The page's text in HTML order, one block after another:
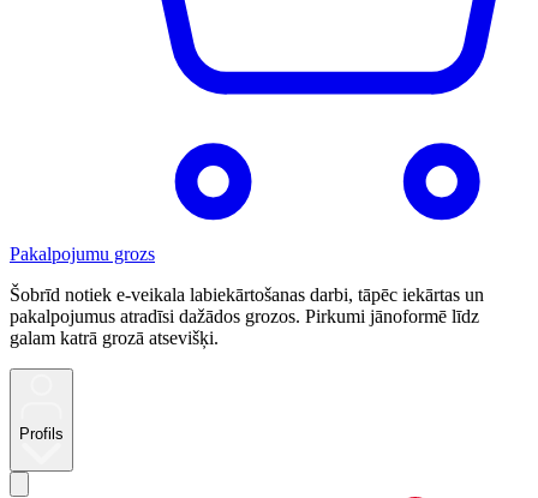
Pakalpojumu grozs
Šobrīd notiek e-veikala labiekārtošanas darbi, tāpēc iekārtas un
pakalpojumus atradīsi dažādos grozos. Pirkumi jānoformē līdz
galam katrā grozā atsevišķi.
Profils